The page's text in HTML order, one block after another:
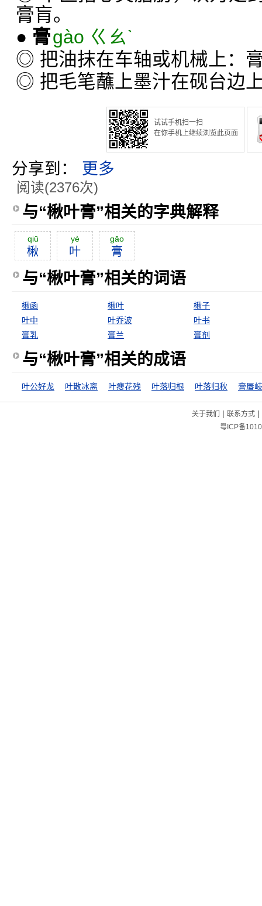
膏肓。
● 膏gào ㄍㄠˋ
◎ 把油抹在车轴或机械上：
◎ 把毛笔蘸上墨汁在砚台边
试试手机扫一扫
在你手机上继续浏览此页面
分享到： 更多
阅读(2376次)
与“楸叶膏”相关的字典解释
qiū
楸
yè
叶
gāo
膏
与“楸叶膏”相关的词语
楸函 楸叶
楸子
叶中
叶乔波
叶书
膏乳
膏兰 膏剂
与“楸叶膏”相关的成语
叶公好龙 叶散冰离 叶瘦花残 叶落归根 叶落归秋 膏唇
关于我们 | 联系方式|
粤ICP备